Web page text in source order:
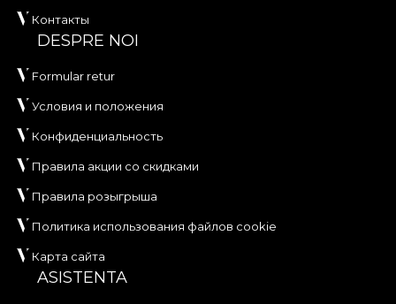
Контакты
DESPRE NOI
Formular retur
Условия и положения
Конфиденциальность
Правила акции со скидками
Правила розыгрыша
Политика использования файлов cookie
Карта сайта
ASISTENTA